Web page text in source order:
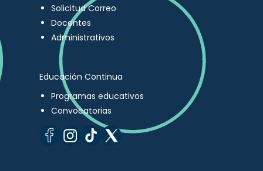
Solicitud Correo
Docentes
Administrativos
Educación Continua
Programas educativos
Convocatorias